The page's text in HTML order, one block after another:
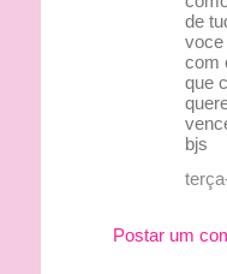
de
voce
com
que
bjs
Postar um